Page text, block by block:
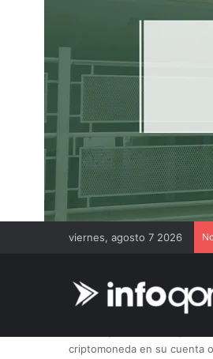
viernes, agosto 7 2026
criptomoneda en su cuenta